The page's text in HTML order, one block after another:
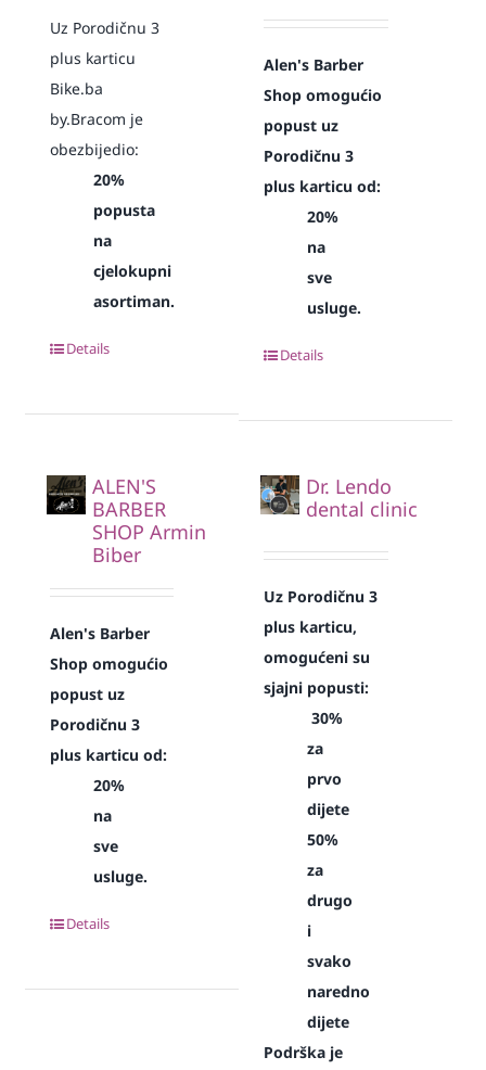
Uz Porodičnu 3
plus karticu
Bike.ba
by.Bracom je
obezbijedio:
20%
popusta
na
cjelokupni
asortiman.
Details
Alen's Barber
Shop omogućio
popust uz
Porodičnu 3
plus karticu od:
20%
na
sve
usluge.
Details
ALEN'S
BARBER
SHOP Armin
Biber
Alen's Barber
Shop omogućio
popust uz
Porodičnu 3
plus karticu od:
20%
na
sve
usluge.
Details
Dr. Lendo
dental clinic
Uz Porodičnu 3
plus karticu,
omogućeni su
sjajni popusti:
30%
za
prvo
dijete
50%
za
drugo
i
svako
naredno
dijete
Podrška je